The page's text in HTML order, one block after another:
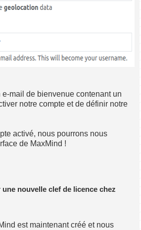
e-mail de bienvenue contenant un
notre compte et de définir notre
activé, nous pourrons nous
de MaxMind !
une nouvelle clef de licence chez
est maintenant créé et nous